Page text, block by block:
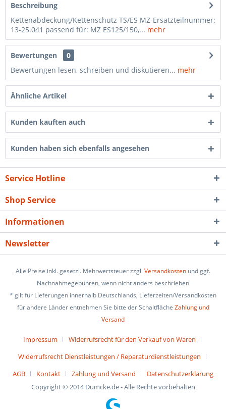
Beschreibung
Kettenabdeckung/Kettenschutz TS/ES MZ-Ersatzteilnummer:
13-25.041 passend für: MZ ES125/150,... mehr
Bewertungen
0
Bewertungen lesen, schreiben und diskutieren... mehr
Ähnliche Artikel
Kunden kauften auch
Kunden haben sich ebenfalls angesehen
Service Hotline
Shop Service
Informationen
Newsletter
Alle Preise inkl. gesetzl. Mehrwertsteuer zzgl.Versandkosten und ggf.
Nachnahmegebühren, wenn nicht anders beschrieben
* gilt für Lieferungen innerhalb Deutschlands, Lieferzeiten/Versandkosten
für andere Länder entnehmen Sie bitte der Schaltfläche Zahlung und
Versand
Impressum
Widerrufsrecht für den Verkauf von Waren
Widerrufsrecht Dienstleistungen / Reparaturdienstleistungen
AGB
Kontakt Zahlung und Versand
Datenschutzerklärung
Copyright © 2014 Dumcke.de - Alle Rechte vorbehalten